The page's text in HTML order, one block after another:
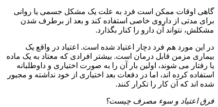
گاهی اوقات ممکن است فرد به علت یک مشکل جسمی یا روانی
برای مدتی از داروی خاصی استفاده کند و بعد از برطرف شدن
مشکلش، نتواند آن دارو را کنار بگذارد.
در این مورد هم فرد دچار اعتیاد شده است. اعتیاد در واقع یک
بیماری مزمن قابل درمان است. بیشتر افرادی که معتاد به یک ماده
یا رفتار می شوند، اولین بار آن را به صورت اختیاری و داوطلبانه
استفاده کرده اند، اما در دفعات بعد اختیاری از خود نداشته و مجبور
شده اند که آن کار را تکرار کنند.
فرق اعتیاد و سوء مصرف چیست؟